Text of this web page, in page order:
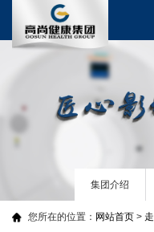
您所在的位置： 网站首页 >
集团介绍